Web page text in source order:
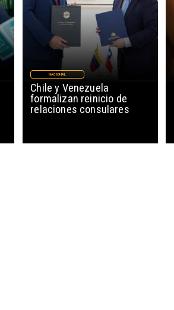
Chile y Venezuela
formalizan reinicio de
relaciones consulares
NACIONAL